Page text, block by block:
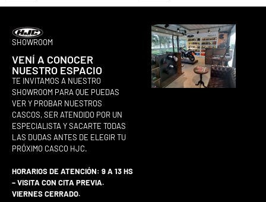
SHOWROOM
VENÍ A CONOCER
NUESTRO ESPACIO
TE INVITAMOS A NUESTRO
SHOWROOM PARA QUE PUEDAS
VER Y PROBAR NUESTROS
CASCOS, SER ATENDIDO POR UN
ESPECIALISTA Y SACARTE TODAS
LAS DUDAS ANTES DE ELEGIR TU
PRÓXIMO CASCO HJC.
HORARIOS DE ATENCIÓN: 9 A 13 HS
– VISITA CON CITA PREVIA.
VIERNES CERRADO.